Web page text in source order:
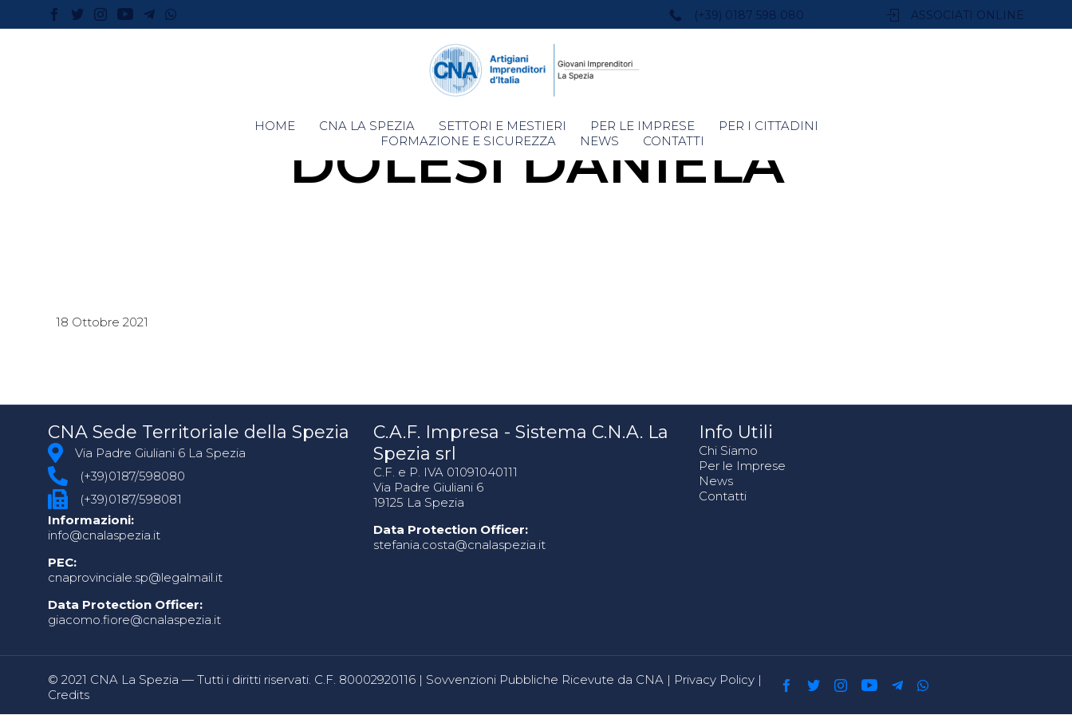
(+39) 0187 598 080 ASSOCIATI ONLINE
Skip
to
HOME CNA LA SPEZIA SETTORI E MESTIERI PER LE IMPRESE
PER I CITTADINI
FORMAZIONE E SICUREZZA
NEWS CONTATTI
DOLESI DANIELA
18 Ottobre 2021
CNA Sede Territoriale della Spezia
Via Padre Giuliani 6 La Spezia
(+39)0187/598080
(+39)0187/598081
Informazioni:
info@cnalaspezia.it
PEC:
cnaprovinciale.sp@legalmail.it
Data Protection Officer:
giacomo.fiore@cnalaspezia.it
C.A.F. Impresa - Sistema C.N.A. La
Spezia srl
C.F. e P. IVA 01091040111
Via Padre Giuliani 6
19125 La Spezia
Data Protection Officer:
stefania.costa@cnalaspezia.it
Info Utili
Chi Siamo
Per le Imprese
News
Contatti
© 2021 CNA La Spezia — Tutti i diritti riservati. C.F. 80002920116 | Sovvenzioni Pubbliche Ricevute da CNA | Privacy Policy |
Credits